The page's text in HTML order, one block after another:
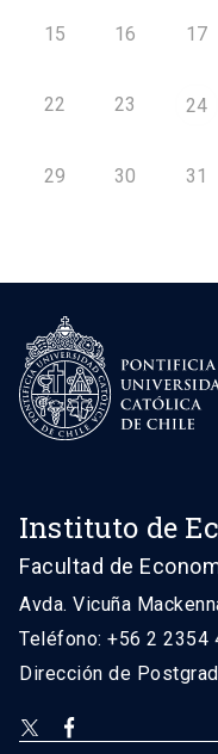
15 16 17
22 23 24
29 30 31
Instituto de
Facultad de
Avda. Vicuña
Teléfono: +56 2 2354
Dirección de